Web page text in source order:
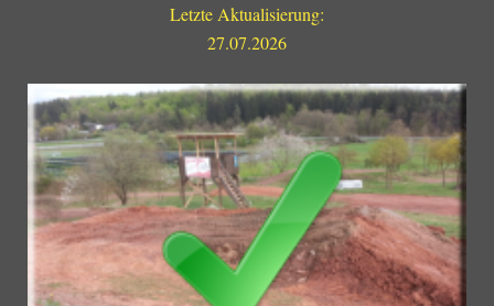
Letzte Aktualisierung:
27.07.2026